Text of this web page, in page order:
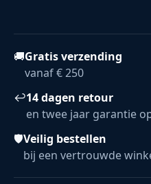
🚚Gratis verzending
vanaf € 250
↩14 dagen retour
en twee jaar garantie
🛡Veilig bestellen
bij een vertrouwde